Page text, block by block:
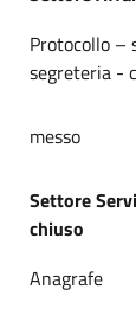
Protocollo –
segreteria -
messo
Settore
chiuso
Anagrafe